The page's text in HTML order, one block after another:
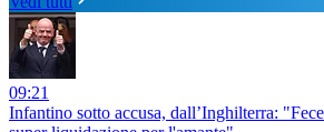
09:21
Infantino sotto accusa, dall’Inghilterra: